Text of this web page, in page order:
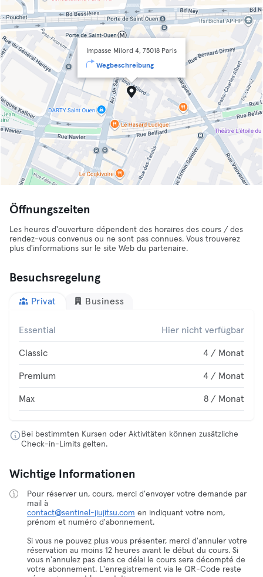
Impasse Milord 4, 75018 Paris
Wegbeschreibung
Öffnungszeiten
Les heures d'ouverture dépendent des horaires des cours / des
rendez-vous convenus ou ne sont pas connues. Vous trouverez
plus d'informations sur le site Web du partenaire.
Besuchsregelung
Privat Business
Essential Hier nicht verfügbar
Classic 4 / Monat
Premium 4 / Monat
Max 8 / Monat
Bei bestimmten Kursen oder Aktivitäten können zusätzliche
Check-in-Limits gelten.
Wichtige Informationen
Pour réserver un, cours, merci d'envoyer votre demande par
contact@sentinel-jiujitsu.com en indiquant votre nom,
prénom et numéro d'abonnement.
Si vous ne pouvez plus vous présenter, merci d'annuler votre
réservation au moins 12 heures avant le début du cours. Si
vous n'annulez pas dans ce délai le cours sera décompté de
votre abonnement. L'enregistrement via le QR-Code reste